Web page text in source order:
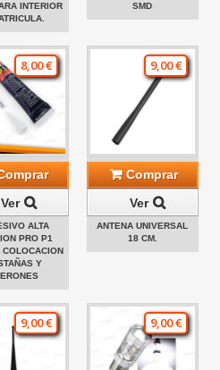
INTERIOR
SMD
8,00 €
Ver
ALTA
PRO P1
COLOCACION
Y
9,00 €
Comprar
Ver
ANTENA UNIVERSAL
18 CM.
9,00 € 9,00 €